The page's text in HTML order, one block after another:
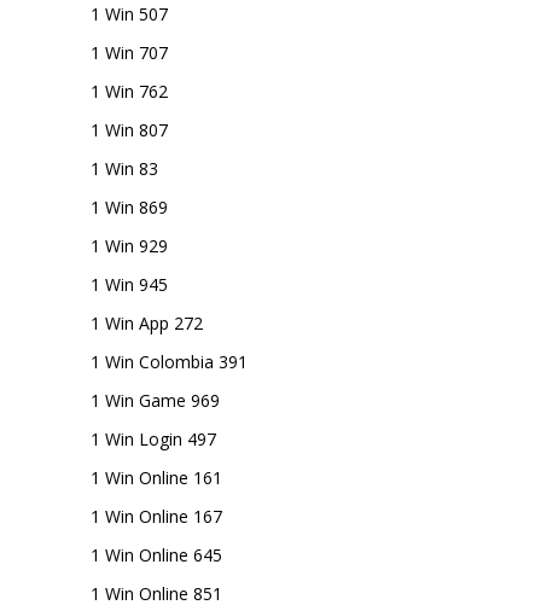
1 Win 507
1 Win 707
1 Win 762
1 Win 807
1 Win 83
1 Win 869
1 Win 929
1 Win 945
1 Win App 272
1 Win Colombia 391
1 Win Game 969
1 Win Login 497
1 Win Online 161
1 Win Online 167
1 Win Online 645
1 Win Online 851